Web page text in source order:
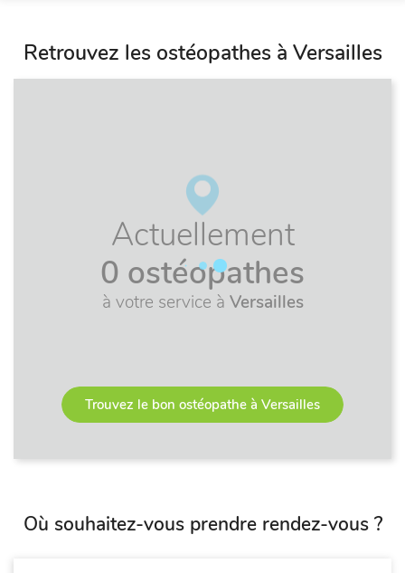
Retrouvez les ostéopathes à Versailles
Actuellement
0 ostéopathes
à votre service à Versailles
Trouvez le bon ostéopathe à Versailles
Où souhaitez-vous prendre rendez-vous ?